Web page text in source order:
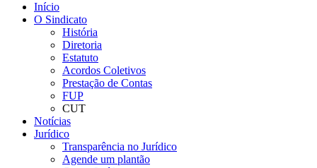
Início
O Sindicato
História
Diretoria
Estatuto
Acordos Coletivos
Prestação de Contas
FUP
CUT
Notícias
Jurídico
Transparência no Jurídico
Agende um plantão